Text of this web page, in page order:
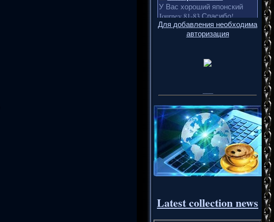
Для добавления необходима
авторизация
Latest collection news